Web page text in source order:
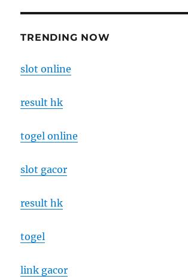
TRENDING NOW
slot online
result hk
togel online
slot gacor
result hk
togel
link gacor